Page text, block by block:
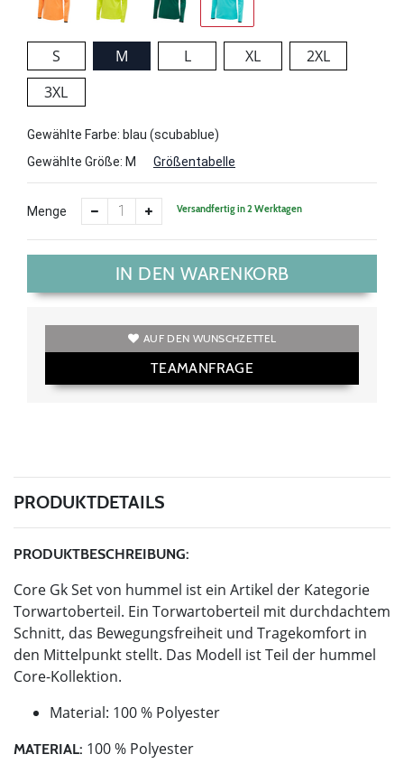
S M L XL
2XL
3XL
Gewählte Farbe: blau (scubablue)
Gewählte Größe: M Größentabelle
Menge Versandfertig in 2 Werktagen
IN DEN WARENKORB
AUF DEN WUNSCHZETTEL
TEAMANFRAGE
PRODUKTDETAILS
PRODUKTBESCHREIBUNG:
Core Gk Set von hummel ist ein Artikel der Kategorie
Torwartoberteil. Ein Torwartoberteil mit durchdachtem
Schnitt, das Bewegungsfreiheit und Tragekomfort in
den Mittelpunkt stellt. Das Modell ist Teil der hummel
Core-Kollektion.
Material: 100 % Polyester
MATERIAL: 100 % Polyester